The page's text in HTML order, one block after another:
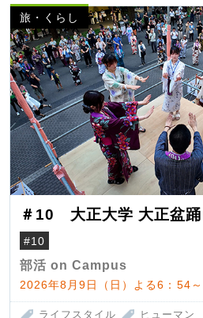
旅・くらし
＃10 大正大学 大正盆踊
#10
部活 on Campus
2026年8月9日（日）よる6：54
ライフスタイル ヒューマン